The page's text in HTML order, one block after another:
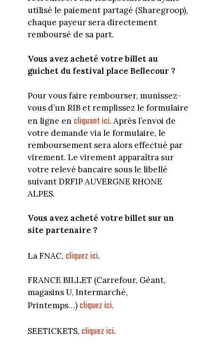
utilisé le paiement partagé (Sharegroop),
chaque payeur sera directement
remboursé de sa part.
Vous avez acheté votre billet au
guichet du festival place Bellecour ?
Pour vous faire rembourser, munissez-
vous d’un RIB et remplissez le formulaire
en ligne en cliquant ici. Après l’envoi de
votre demande via le formulaire, le
remboursement sera alors effectué par
virement. Le virement apparaîtra sur
votre relevé bancaire sous le libellé
suivant DRFIP AUVERGNE RHONE
ALPES.
Vous avez acheté votre billet sur un
site partenaire ?
La FNAC, cliquez ici.
FRANCE BILLET (Carrefour, Géant,
magasins U, Intermarché,
Printemps…) cliquez ici.
SEETICKETS, cliquez ici.